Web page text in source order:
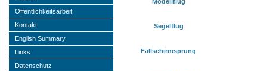
Öffentlichkeitsarbeit
Kontakt
English Summary
Links
Datenschutz
Modellflug
Segelflug
Fallschirmsprung